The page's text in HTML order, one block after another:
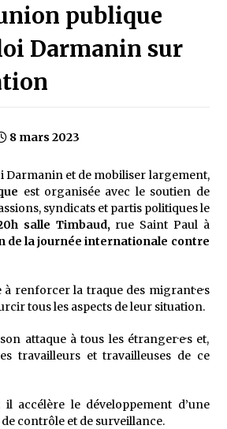
publique
Darmanin sur
8 mars 2023
Darmanin et de mobiliser largement,
est organisée avec le soutien de
syndicats et partis politiques le
salle Timbaud, rue Saint Paul à
de la journée internationale contre
renforcer la traque des migrant·e·s
tous les aspects de leur situation.
attaque à tous les étranger·e·s et,
les travailleurs et travailleuses de ce
accélère le développement d’une
de contrôle et de surveillance.